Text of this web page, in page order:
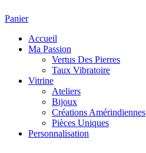
Panier
Accueil
Ma Passion
Vertus Des Pierres
Taux Vibratoire
Vitrine
Ateliers
Bijoux
Créations Amérindiennes
Pièces Uniques
Personnalisation